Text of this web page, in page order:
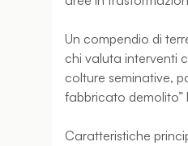
Un compendio di
chi valuta interventi
colture seminative,
fabbricato
Caratteristiche